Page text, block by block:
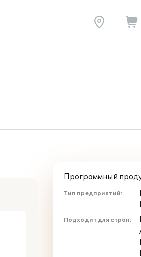
Программный
Тип предприятий:
Подходит для стран: